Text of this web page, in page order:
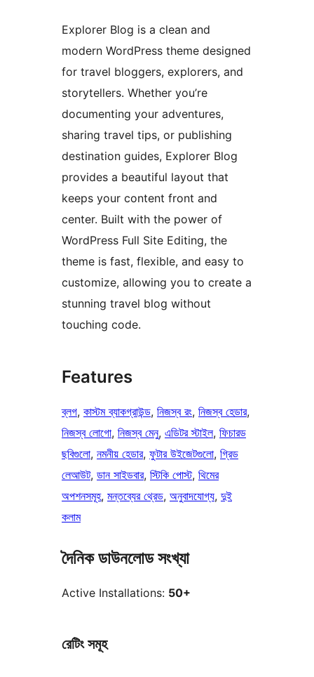
Explorer Blog is a clean and
modern WordPress theme designed
for travel bloggers, explorers, and
storytellers. Whether you’re
documenting your adventures,
sharing travel tips, or publishing
destination guides, Explorer Blog
provides a beautiful layout that
keeps your content front and
center. Built with the power of
WordPress Full Site Editing, the
theme is fast, flexible, and easy to
customize, allowing you to create a
stunning travel blog without
touching code.
Features
ব্লগ, কাস্টম ব্যাকগ্রাউন্ড, নিজস্ব রং, নিজস্ব হেডার
নিজস্ব লোগো, নিজস্ব মেনু, এডিটর স্টাইল, ফিচারড
ছবিগুলো, নমনীয় হেডার, ফুটার উইজেটগুলো, গ্রিড
লেআউট, ডান সাইডবার, স্টিকি পোস্ট, থিমের
অপশনসমূহ, মন্তব্যের থ্রেড, অনুবাদযোগ্য, দুই
কলাম
দৈনিক ডাউনলোড সংখ্যা
Active Installations: 50+
রেটিং সমূহ